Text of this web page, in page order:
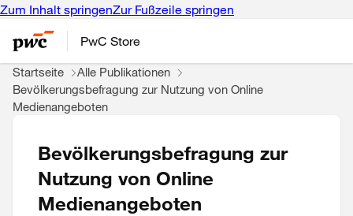
Zum Inhalt springenZur Fußzeile springen
PwC Store
Startseite
Alle Publikationen
Bevölkerungsbefragung zur Nutzung von Online
Medienangeboten
Bevölkerungsbefragung zur
Nutzung von Online
Medienangeboten